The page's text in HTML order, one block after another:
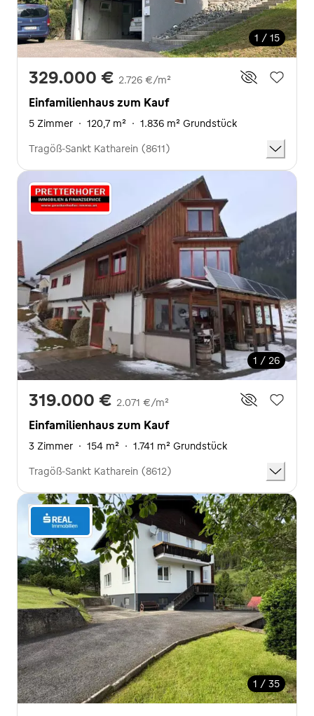
1 / 15
329.000 € 2.726 €/m²
Einfamilienhaus zum Kauf
5 Zimmer · 120,7 m² · 1.836 m² Grundstück
Tragöß-Sankt Katharein (8611)
1 / 26
319.000 € 2.071 €/m²
Einfamilienhaus zum Kauf
3 Zimmer · 154 m² · 1.741 m² Grundstück
Tragöß-Sankt Katharein (8612)
1 / 35